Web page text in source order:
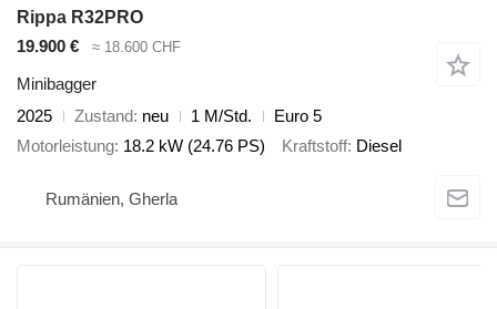
Rippa R32PRO
19.900 €
≈ 18.600 CHF
Minibagger
2025
Zustand neu 1 M/Std.
Euro 5
Motorleistung 18.2 kW (24.76 PS) Kraftstoff Diesel
Rumänien, Gherla